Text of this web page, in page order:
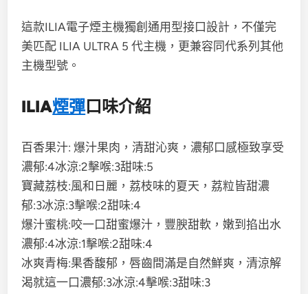
這款ILIA電子煙主機獨創通用型接口設計，不僅完
美匹配 ILIA ULTRA 5 代主機，更兼容同代系列其他
主機型號。
ILIA煙彈口味介紹
百香果汁: 爆汁果肉，清甜沁爽，濃郁口感極致享受
濃郁:4冰涼:2擊喉:3甜味:5
寶藏荔枝:風和日麗，荔枝味的夏天，荔粒皆甜濃
郁:3冰涼:3擊喉:2甜味:4
爆汁蜜桃:咬一口甜蜜爆汁，豐腴甜軟，嫩到掐出水
濃郁:4冰涼:1擊喉:2甜味:4
冰爽青梅:果香馥郁，唇齒間滿是自然鮮爽，清涼解
渴就這一口濃郁:3冰涼:4擊喉:3甜味:3